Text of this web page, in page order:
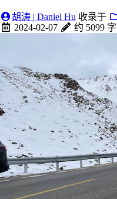
胡涛 | Daniel Hu 收录于
2024-02-07
约 5099 字